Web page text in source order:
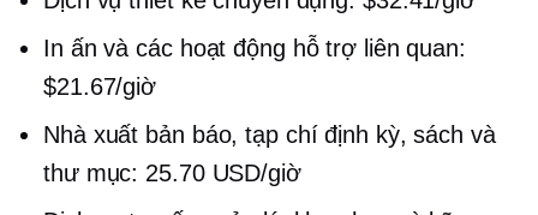
In ấn và các hoạt động hỗ trợ liên quan:
$21.67/giờ
Nhà xuất bản báo, tạp chí định kỳ, sách và
thư mục: 25.70 USD/giờ